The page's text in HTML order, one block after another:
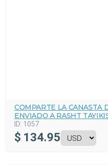
COMPARTE LA CANASTA
ENVIADO A RASHT
ID: 1057
$ 134.95